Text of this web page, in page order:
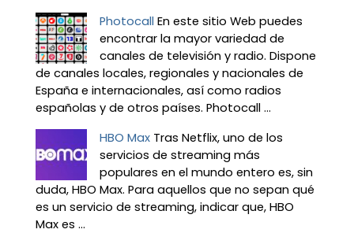
Photocall En este sitio Web puedes
encontrar la mayor variedad de
canales de televisión y radio. Dispone
de canales locales, regionales y nacionales de
España e internacionales, así como radios
españolas y de otros países. Photocall ...
HBO Max Tras Netflix, uno de los
servicios de streaming más
populares en el mundo entero es, sin
duda, HBO Max. Para aquellos que no sepan qué
es un servicio de streaming, indicar que, HBO
Max es ...